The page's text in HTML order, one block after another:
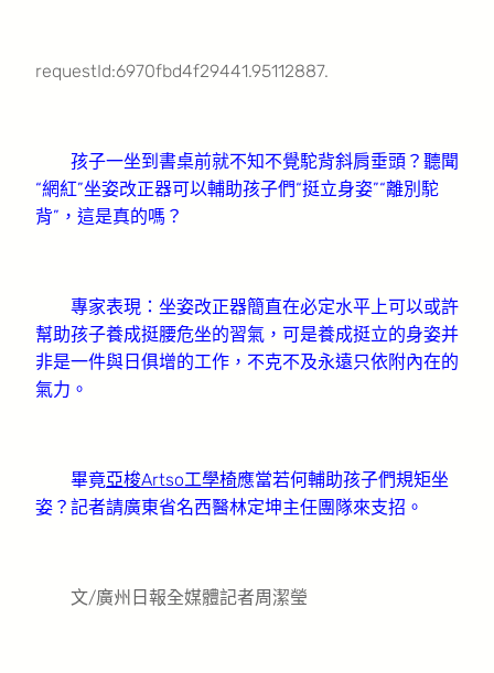
requestId:6970fbd4f29441.95112887.
孩子一坐到書桌前就不知不覺駝背斜肩垂頭？聽聞
“網紅”坐姿改正器可以輔助孩子們“挺立身姿”“離別駝
背”，這是真的嗎？
專家表現：坐姿改正器簡直在必定水平上可以或許
幫助孩子養成挺腰危坐的習氣，可是養成挺立的身姿并
非是一件與日俱增的工作，不克不及永遠只依附內在的
氣力。
畢竟亞梭Artso工學椅應當若何輔助孩子們規矩坐
姿？記者請廣東省名西醫林定坤主任團隊來支招。
文/廣州日報全媒體記者周潔瑩